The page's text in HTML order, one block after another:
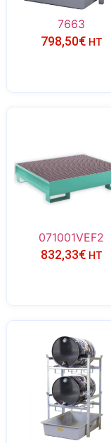
7663
798,50€ HT
071001VEF2
832,33€ HT